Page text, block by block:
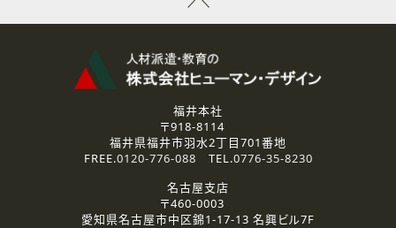
資料送付、受講相談に関するご連絡のために利用いたしま
その他、お問い合わせの内容に回答するために利用いたし
なお、ご連絡手段は、電話・Ｅメールのいずれかの方法とい
2.個人情報の第三者提供
ご提供いただいた個人情報は、法令等の規定に従う場合を除き、
3.個人情報の取り扱いの委託
弊社の定める個人情報保護の評価基準を満たした委託先に、個
福井本社
〒918-8114
福井県福井市羽水2丁目701番地
FREE.0120-776-088 TEL.0776-35-8230
名古屋支店
〒460-0003
愛知県名古屋市中区錦1-17-13 名興ビル7F